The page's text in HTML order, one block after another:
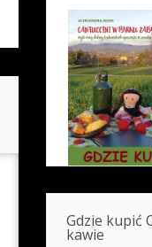
Gdzie kupić
kawie